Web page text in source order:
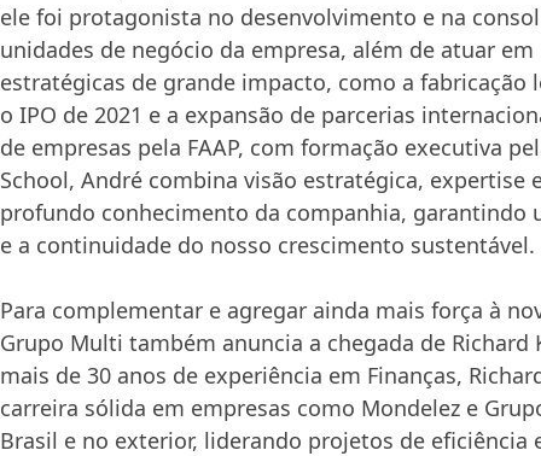
ele foi protagonista no desenvolvimento e na
unidades de negócio da empresa, além de atuar
estratégicas de grande impacto, como a fabricação
o IPO de 2021 e a expansão de parcerias
de empresas pela FAAP, com formação executiva
School, André combina visão estratégica, expertise
profundo conhecimento da companhia, garantindo
e a continuidade do nosso crescimento sustentável.
Para complementar e agregar ainda mais força à
Grupo Multi também anuncia a chegada de Richard
mais de 30 anos de experiência em Finanças,
carreira sólida em empresas como Mondelez e
Brasil e no exterior, liderando projetos de eficiência